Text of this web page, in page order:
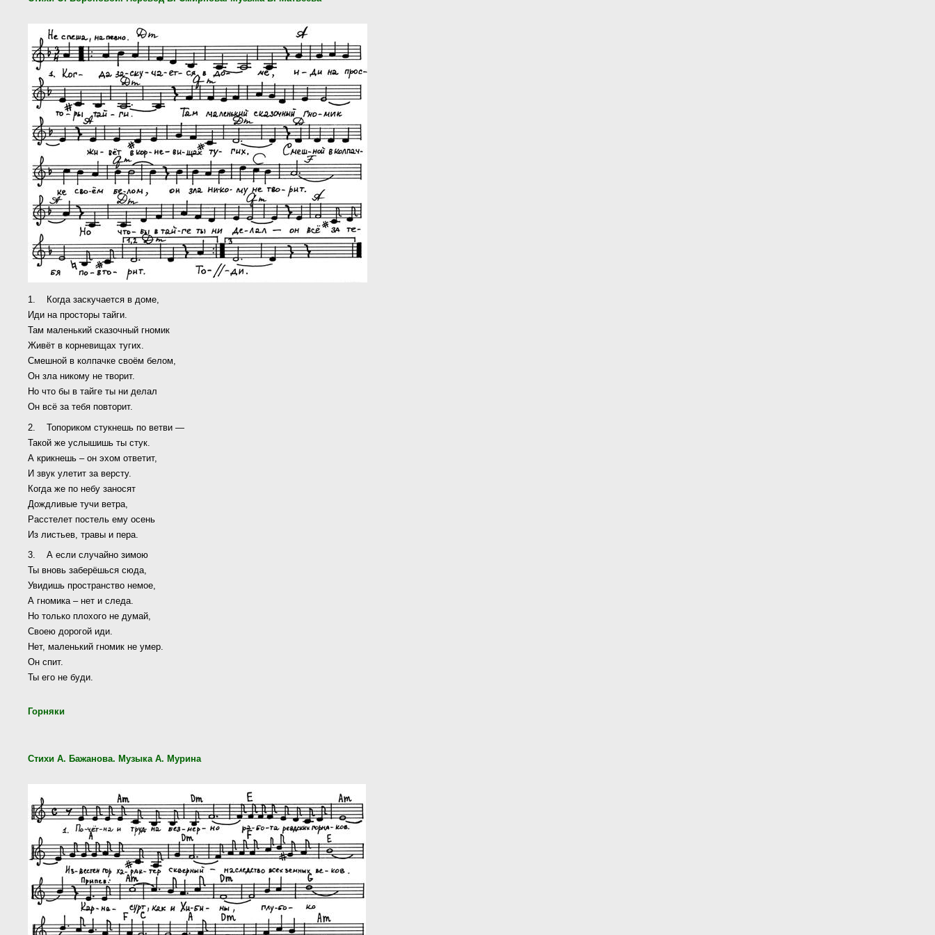
1. Когда заскучается в доме,
Иди на просторы тайги.
Там маленький сказочный гномик
Живёт в корневищах тугих.
Смешной в колпачке своём белом,
Он зла никому не творит.
Но что бы в тайге ты ни делал
Он всё за тебя повторит.
2. Топориком стукнешь по ветви —
Такой же услышишь ты стук.
А крикнешь – он эхом ответит,
И звук улетит за версту.
Когда же по небу заносят
Дождливые тучи ветра,
Расстелет постель ему осень
Из листьев, травы и пера.
3. А если случайно зимою
Ты вновь заберёшься сюда,
Увидишь пространство немое,
А гномика – нет и следа.
Но только плохого не думай,
Своею дорогой иди.
Нет, маленький гномик не умер.
Он спит.
Ты его не буди.
Горняки
Стихи А. Бажанова. Музыка А. Мурина